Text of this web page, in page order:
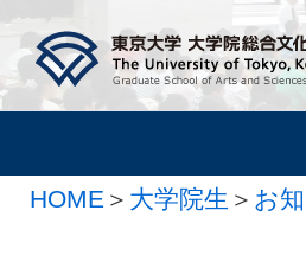
HOME ＞ 大学院生 ＞ お